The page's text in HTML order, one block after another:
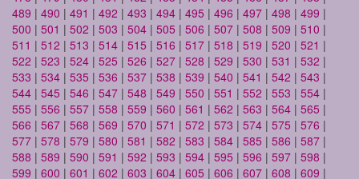
489 | 490 | 491 | 492 | 493 | 494 | 495 | 496 | 497 | 498 | 499 |
500 | 501 | 502 | 503 | 504 | 505 | 506 | 507 | 508 | 509 | 510 |
511 | 512 | 513 | 514 | 515 | 516 | 517 | 518 | 519 | 520 | 521 |
522 | 523 | 524 | 525 | 526 | 527 | 528 | 529 | 530 | 531 | 532 |
533 | 534 | 535 | 536 | 537 | 538 | 539 | 540 | 541 | 542 | 543 |
544 | 545 | 546 | 547 | 548 | 549 | 550 | 551 | 552 | 553 | 554 |
555 | 556 | 557 | 558 | 559 | 560 | 561 | 562 | 563 | 564 | 565 |
566 | 567 | 568 | 569 | 570 | 571 | 572 | 573 | 574 | 575 | 576 |
577 | 578 | 579 | 580 | 581 | 582 | 583 | 584 | 585 | 586 | 587 |
588 | 589 | 590 | 591 | 592 | 593 | 594 | 595 | 596 | 597 | 598 |
599 | 600 | 601 | 602 | 603 | 604 | 605 | 606 | 607 | 608 | 609 |